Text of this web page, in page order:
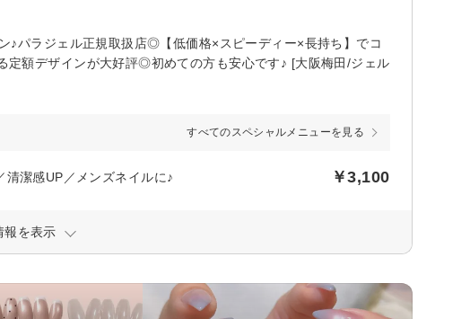
♪パラジェル正規取扱店◎【低価格×スピーディー×長持ち】でコ
定額デザインが大好評◎初めての方も安心です♪ [大阪梅田/ジェル
すべてのスペシャルメニューを見る
潔感UP／メンズネイルに♪ ￥3,100
報を表示